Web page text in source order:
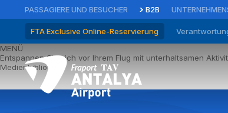
PASSAGIERE UND BESUCHER B2B
FTA Exclusive Online-Reservierung
MENÜ
Entspannen Sie sich vor Ihrem Flug mit unterhaltsamen
Medienbibliothek